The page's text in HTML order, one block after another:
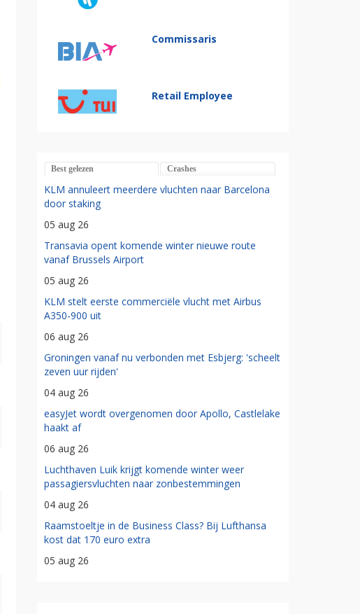
Commissaris
Retail Employee
Best gelezen Crashes
KLM annuleert meerdere vluchten naar Barcelona
door staking
05 aug 26
Transavia opent komende winter nieuwe route
vanaf Brussels Airport
05 aug 26
KLM stelt eerste commerciële vlucht met Airbus
A350-900 uit
06 aug 26
Groningen vanaf nu verbonden met Esbjerg: 'scheelt
zeven uur rijden'
04 aug 26
easyJet wordt overgenomen door Apollo, Castlelake
haakt af
06 aug 26
Luchthaven Luik krijgt komende winter weer
passagiersvluchten naar zonbestemmingen
04 aug 26
Raamstoeltje in de Business Class? Bij Lufthansa
kost dat 170 euro extra
05 aug 26